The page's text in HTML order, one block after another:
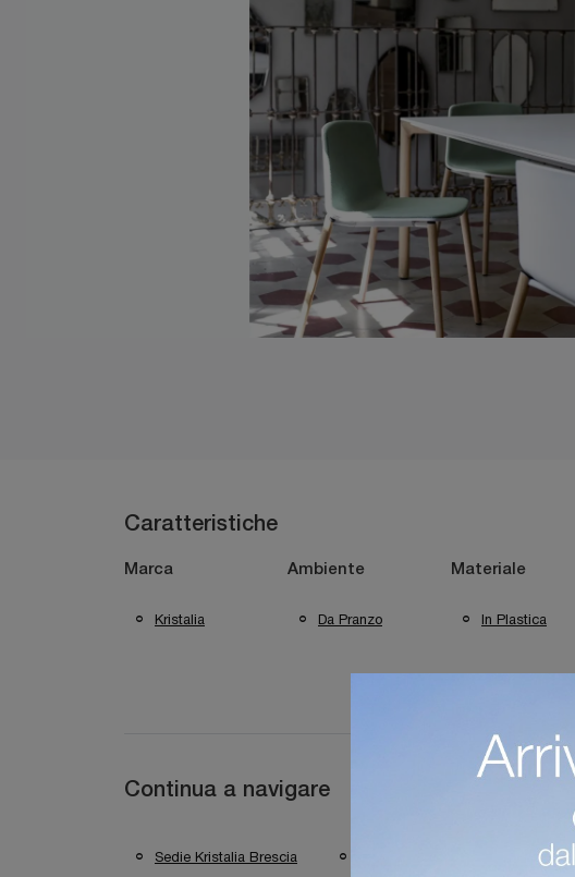
Caratteristiche
Marca
Kristalia
Ambiente
Da Pranzo
Materiale
In Plastica
Continua a navigare
Sedie Kristalia Brescia